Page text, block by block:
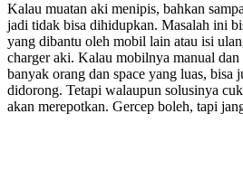
Kalau muatan aki menipis, bahkan
jadi tidak bisa dihidupkan. Masalah ini
yang dibantu oleh mobil lain atau isi
charger aki. Kalau mobilnya manual
banyak orang dan space yang luas, bisa
didorong. Tetapi walaupun solusinya
akan merepotkan. Gercep boleh, tapi